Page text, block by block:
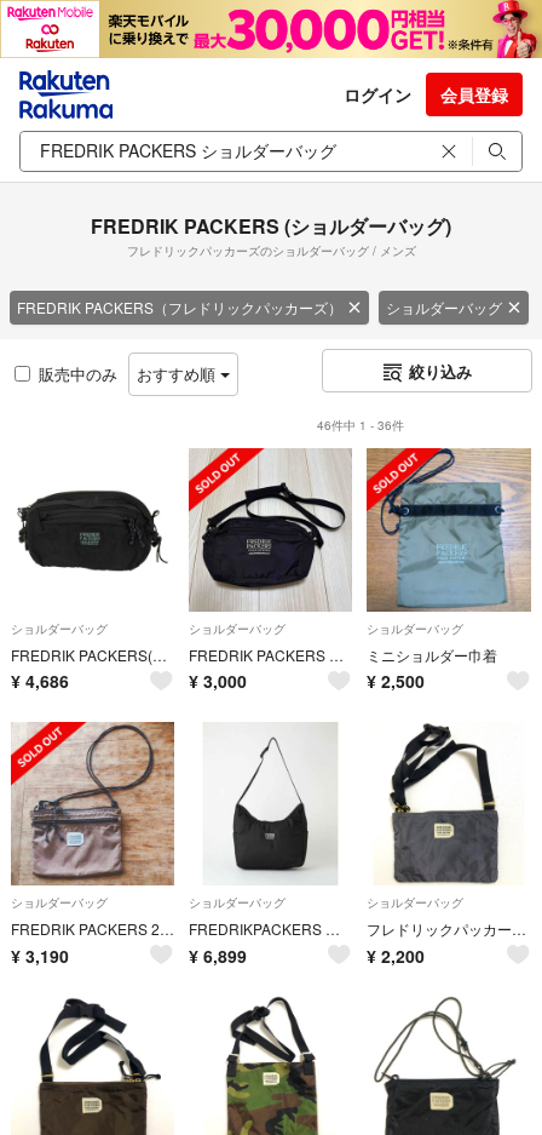
ログイン 会員登録
FREDRIK PACKERS (ショルダーバッグ)
フレドリックパッカーズのショルダーバッグ / メンズ
FREDRIK PACKERS（フレドリックパッカーズ） ショルダーバッグ
販売中のみ おすすめ順 絞り込み
46件中 1 - 36件
ショルダーバッグ
FREDRIK PACKERS(フレドリックパッカーズ) メンズ バッグ
¥ 4,686
ショルダーバッグ
FREDRIK PACKERS ショルダーバッグ
¥ 3,000
ショルダーバッグ
ミニショルダー巾着
¥ 2,500
ショルダーバッグ
FREDRIK PACKERS 210D ACTIVE SACOCHEサコッシュ
¥ 3,190
ショルダーバッグ
FREDRIKPACKERS フレドリックパッカーズ RAMP ショルダーバッグ
¥ 6,899
ショルダーバッグ
フレドリックパッカーズ A2511055 サコッシュ ショルダーバッグ 良品
¥ 2,200